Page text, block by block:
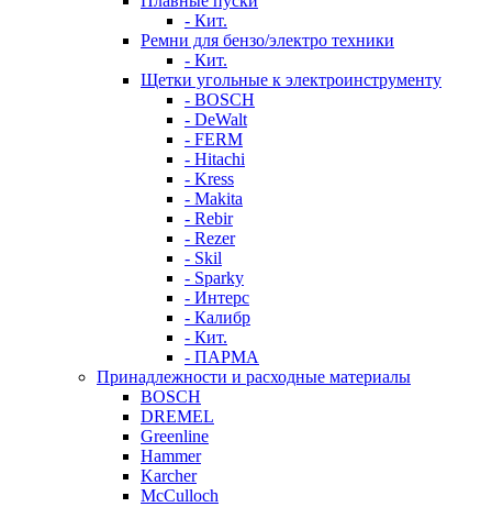
- Кит.
Ремни для бензо/электро техники
- Кит.
Щетки угольные к электроинструменту
- BOSCH
- DeWalt
- FERM
- Hitachi
- Kress
- Makita
- Rebir
- Rezer
- Skil
- Sparky
- Интерс
- Калибр
- Кит.
- ПАРМА
Принадлежности и расходные материалы
BOSCH
DREMEL
Greenline
Hammer
Karcher
McCulloch